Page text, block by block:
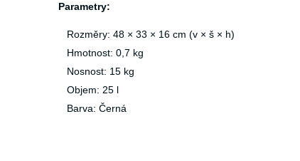
Parametry:
Rozměry: 48 × 33 × 16 cm (v × š × h)
Hmotnost: 0,7 kg
Nosnost: 15 kg
Objem: 25 l
Barva: Černá